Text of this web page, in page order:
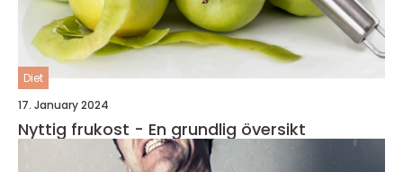
Diet
17. January 2024
Nyttig frukost - En grundlig översikt